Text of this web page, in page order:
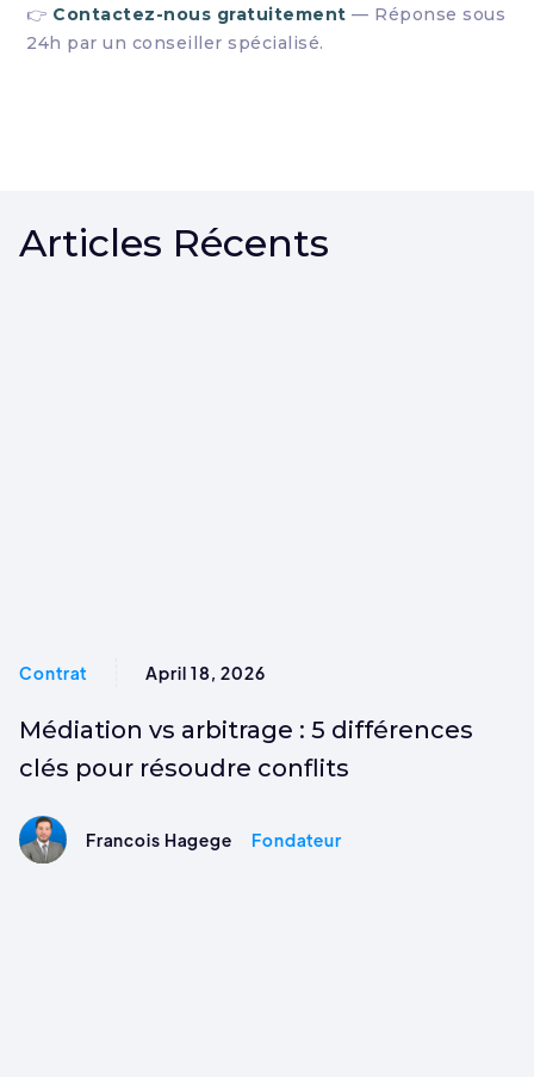
👉 Contactez-nous gratuitement — Réponse sous
24h par un conseiller spécialisé.
Articles Récents
Contrat April 18, 2026
Médiation vs arbitrage : 5 différences
clés pour résoudre conflits
Francois Hagege Fondateur